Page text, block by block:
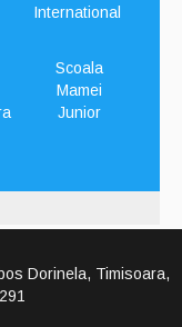
International
Scoala
Mamei
Junior
Dorinela, Timisoara,